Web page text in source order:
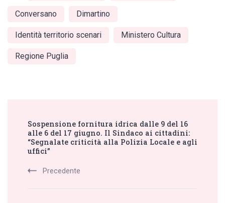
Conversano Dimartino
Identità territorio scenari Ministero Cultura
Regione Puglia
Navigation
Sospensione fornitura idrica dalle 9 del 16
alle 6 del 17 giugno. Il Sindaco ai cittadini:
“Segnalate criticità alla Polizia Locale e agli
uffici”
Precedente